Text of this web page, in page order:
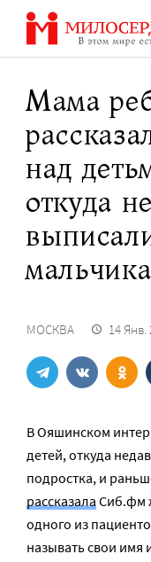
Перейти
содержанию
Мама
над
откуда
мальчика
МОСКВА 14 Янв.
В Ояшинском
детей, откуда
подростка, и
рассказалаСиб.фм
одного из
называть свои